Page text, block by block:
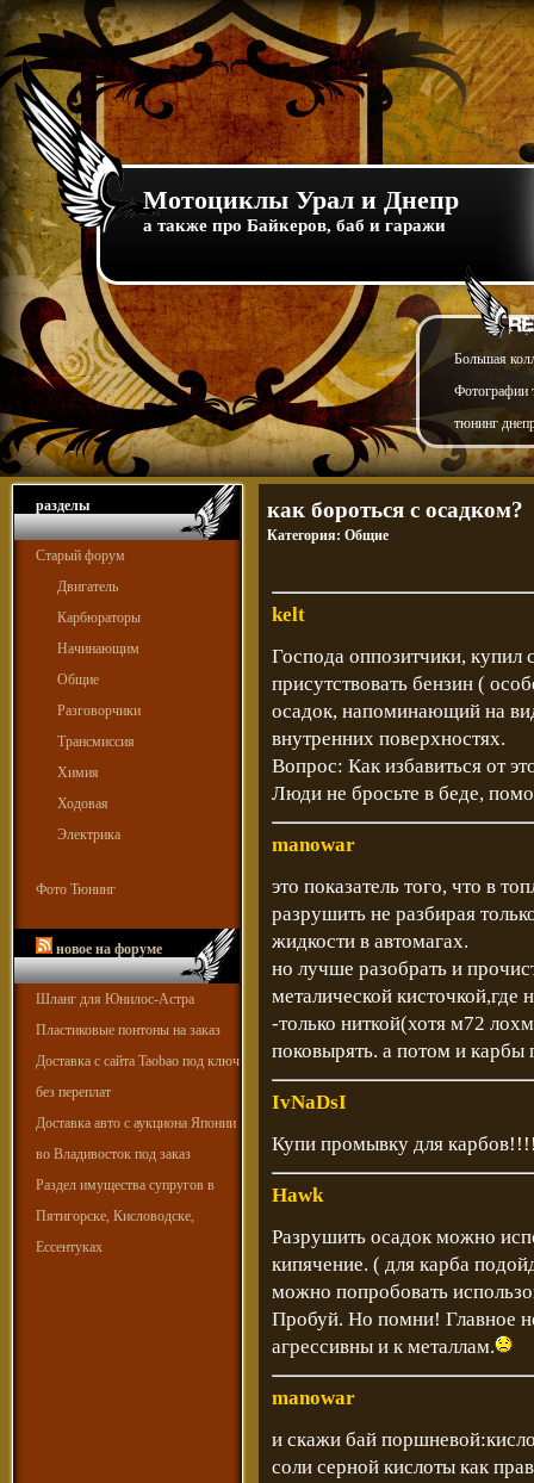
Мотоциклы Урал и Днепр
а также про Байкеров, баб и гаражи
Большая
Фотографии
тюнинг
разделы
Старый форум
Двигатель
Карбюраторы
Начинающим
Общие
Разговорчики
Трансмиссия
Химия
Ходовая
Электрика
Фото Тюнинг
новое на форуме
Шланг для Юнилос-Астра
Пластиковые понтоны на заказ
Доставка с сайта Taobao под ключ
без переплат
Доставка авто с аукциона Японии
во Владивосток под заказ
Раздел имущества супругов в
Пятигорске, Кисловодске,
Ессентуках
как бороться с осадком?
Категория: Общие
kelt
Господа оппозитчики, купил
присутствовать бензин (
осадок, напоминающий на
внутренних поверхностях.
Вопрос: Как избавиться от
Люди не бросьте в беде,
manowar
это показатель того, что в
разрушить не разбирая
жидкости в автомагах.
но лучше разобрать и
металической кисточкой,где
-только ниткой(хотя м72
поковырять. а потом и
IvNaDsI
Купи промывку для
Hawk
Разрушить осадок можно
кипячение. ( для карба
можно попробовать
Пробуй. Но помни! Главное
агрессивны и к металлам.
manowar
и скажи бай
соли серной кислоты как